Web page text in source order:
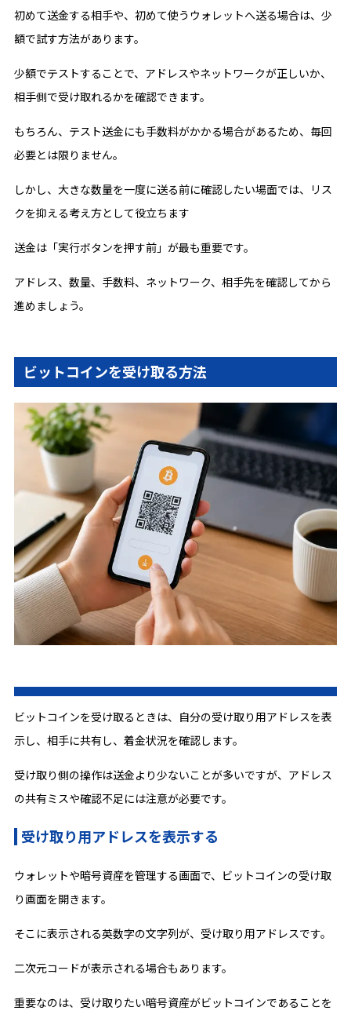
初めて送金する相手や、初めて使うウォレットへ送る場合は、少
額で試す方法があります。
少額でテストすることで、アドレスやネットワークが正しいか、
相手側で受け取れるかを確認できます。
もちろん、テスト送金にも手数料がかかる場合があるため、毎回
必要とは限りません。
しかし、大きな数量を一度に送る前に確認したい場面では、リス
クを抑える考え方として役立ちます
送金は「実行ボタンを押す前」が最も重要です。
アドレス、数量、手数料、ネットワーク、相手先を確認してから
進めましょう。
ビットコインを受け取る方法
ビットコインを受け取るときは、自分の受け取り用アドレスを表
示し、相手に共有し、着金状況を確認します。
受け取り側の操作は送金より少ないことが多いですが、アドレス
の共有ミスや確認不足には注意が必要です。
受け取り用アドレスを表示する
ウォレットや暗号資産を管理する画面で、ビットコインの受け取
り画面を開きます。
そこに表示される英数字の文字列が、受け取り用アドレスです。
二次元コードが表示される場合もあります。
重要なのは、受け取りたい暗号資産がビットコインであることを